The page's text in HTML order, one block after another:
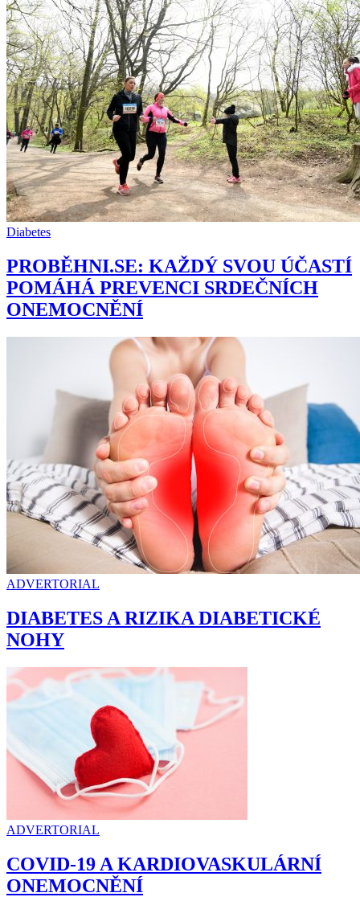
Diabetes
PROBĚHNI.SE: KAŽDÝ SVOU ÚČASTÍ
POMÁHÁ PREVENCI SRDEČNÍCH
ONEMOCNĚNÍ
ADVERTORIAL
DIABETES A RIZIKA DIABETICKÉ
NOHY
ADVERTORIAL
COVID-19 A KARDIOVASKULÁRNÍ
ONEMOCNĚNÍ